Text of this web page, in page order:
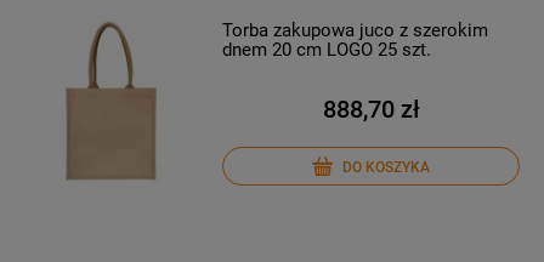
Torba zakupowa juco z szerokim
dnem 20 cm LOGO 25 szt.
888,70 zł
DO KOSZYKA